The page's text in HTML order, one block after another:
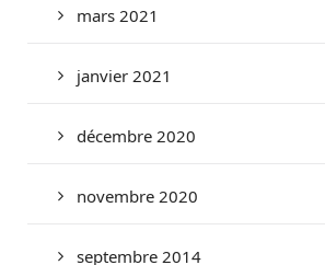
mars 2021
janvier 2021
décembre 2020
novembre 2020
septembre 2014